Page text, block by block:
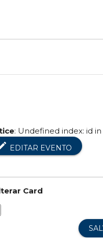
: Undefined index: id in
EDITAR EVENTO
Card